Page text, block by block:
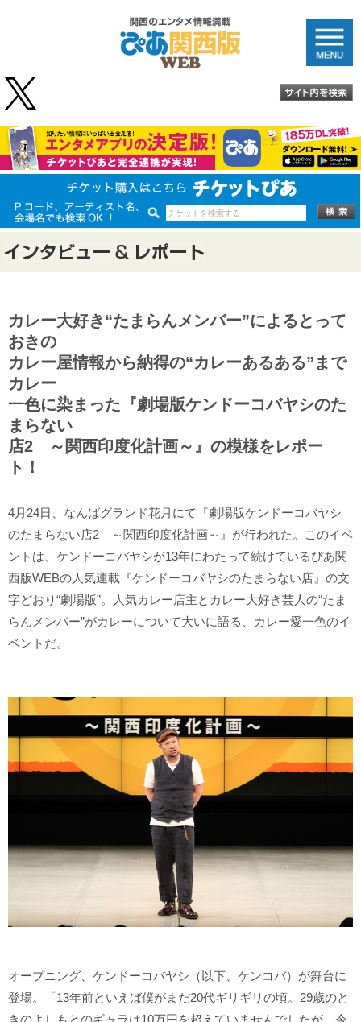
カレー大好き“たまらんメンバー”によるとって
おきの
カレー屋情報から納得の“カレーあるある”まで
カレー
一色に染まった『劇場版ケンドーコバヤシのた
まらない
店2 ～関西印度化計画～』の模様をレポー
ト！
4月24日、なんばグランド花月にて『劇場版ケンドーコバヤシ
のたまらない店2 ～関西印度化計画～』が行われた。このイベ
ントは、ケンドーコバヤシが13年にわたって続けているぴあ関
西版WEBの人気連載『ケンドーコバヤシのたまらない店』の文
字どおり“劇場版”。人気カレー店主とカレー大好き芸人の“たま
らんメンバー”がカレーについて大いに語る、カレー愛一色のイ
ベントだ。
オープニング、ケンドーコバヤシ（以下、ケンコバ）が舞台に
登場。「13年前といえば僕がまだ20代ギリギリの頃。29歳のと